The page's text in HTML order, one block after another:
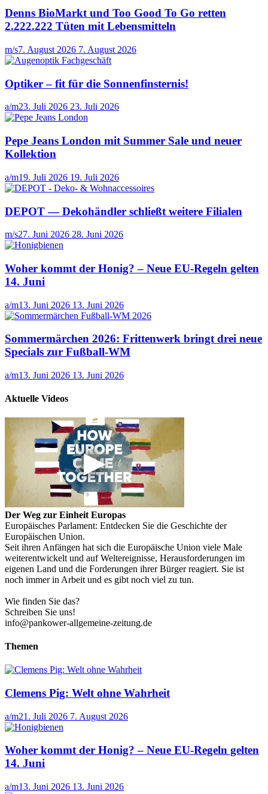
Denns BioMarkt und Too Good To Go retten
2.222.222 Tüten mit Lebensmitteln
m/s7. August 2026 7. August 2026
Optiker – fit für die Sonnenfinsternis!
a/m23. Juli 2026 23. Juli 2026
Pepe Jeans London mit Summer Sale und neuer
Kollektion
a/m19. Juli 2026 19. Juli 2026
DEPOT — Dekohändler schließt weitere Filialen
m/s27. Juni 2026 28. Juni 2026
Woher kommt der Honig? – Neue EU-Regeln gelten
14. Juni
a/m13. Juni 2026 13. Juni 2026
Sommermärchen 2026: Frittenwerk bringt drei neue
Specials zur Fußball-WM
a/m13. Juni 2026 13. Juni 2026
Aktuelle Videos
Der Weg zur Einheit Europas
Europäisches Parlament: Entdecken Sie die Geschichte der
Europäischen Union.
Seit ihren Anfängen hat sich die Europäische Union viele Male
weiterentwickelt und auf Weltereignisse, Herausforderungen im
eigenen Land und die Forderungen ihrer Bürger reagiert. Sie ist
noch immer in Arbeit und es gibt noch viel zu tun.
Wie finden Sie das?
Schreiben Sie uns!
info@pankower-allgemeine-zeitung.de
Themen
Clemens Pig: Welt ohne Wahrheit
a/m21. Juli 2026 7. August 2026
Woher kommt der Honig? – Neue EU-Regeln gelten
14. Juni
a/m13. Juni 2026 13. Juni 2026